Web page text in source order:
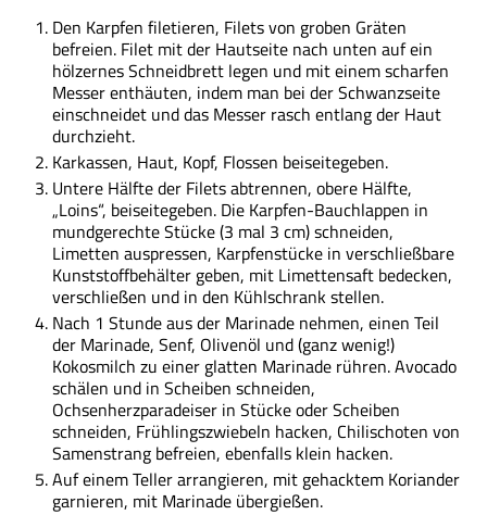
Den Karpfen filetieren, Filets von groben Gräten
befreien. Filet mit der Hautseite nach unten auf ein
hölzernes Schneidbrett legen und mit einem scharfen
Messer enthäuten, indem man bei der Schwanzseite
einschneidet und das Messer rasch entlang der Haut
durchzieht.
Karkassen, Haut, Kopf, Flossen beiseitegeben.
Untere Hälfte der Filets abtrennen, obere Hälfte,
„Loins“, beiseitegeben. Die Karpfen-Bauchlappen in
mundgerechte Stücke (3 mal 3 cm) schneiden,
Limetten auspressen, Karpfenstücke in verschließbare
Kunststoffbehälter geben, mit Limettensaft bedecken,
verschließen und in den Kühlschrank stellen.
Nach 1 Stunde aus der Marinade nehmen, einen Teil
der Marinade, Senf, Olivenöl und (ganz wenig!)
Kokosmilch zu einer glatten Marinade rühren. Avocado
schälen und in Scheiben schneiden,
Ochsenherzparadeiser in Stücke oder Scheiben
schneiden, Frühlingszwiebeln hacken, Chilischoten von
Samenstrang befreien, ebenfalls klein hacken.
Auf einem Teller arrangieren, mit gehacktem Koriander
garnieren, mit Marinade übergießen.